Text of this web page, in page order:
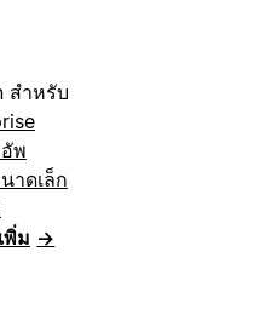
สำหรับ
พ
าดเล็ก
พิ่ม →